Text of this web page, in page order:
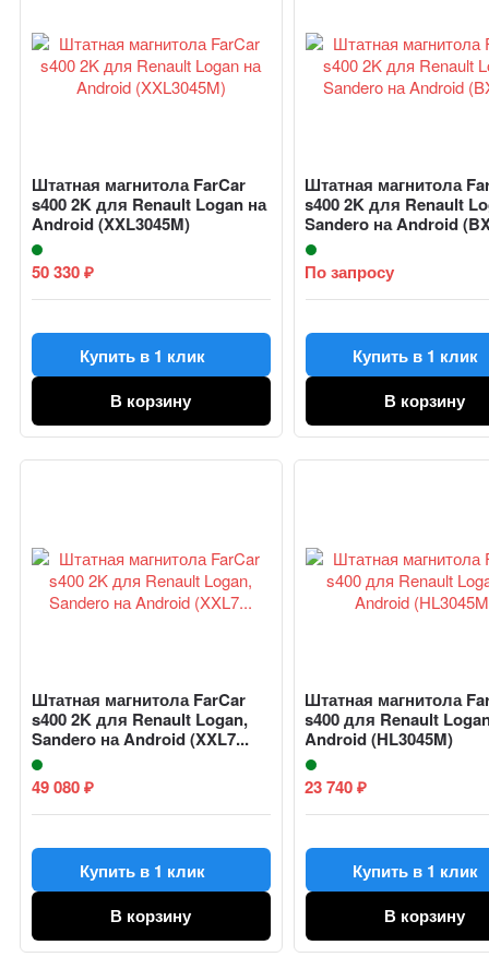
Штатная магнитола FarCar
s400 2K для Renault Logan на
Android (XXL3045M)
50 330₽
Купить в 1 клик
В корзину
Штатная магнитола
s400 2K для Renault
Sandero на Android
По запросу
Купить в 1 клик
В корзину
Штатная магнитола FarCar
s400 2K для Renault Logan,
Sandero на Android (XXL7...
49 080₽
Купить в 1 клик
В корзину
Штатная магнитола
s400 для Renault
Android (HL3045M)
23 740₽
Купить в 1 клик
В корзину